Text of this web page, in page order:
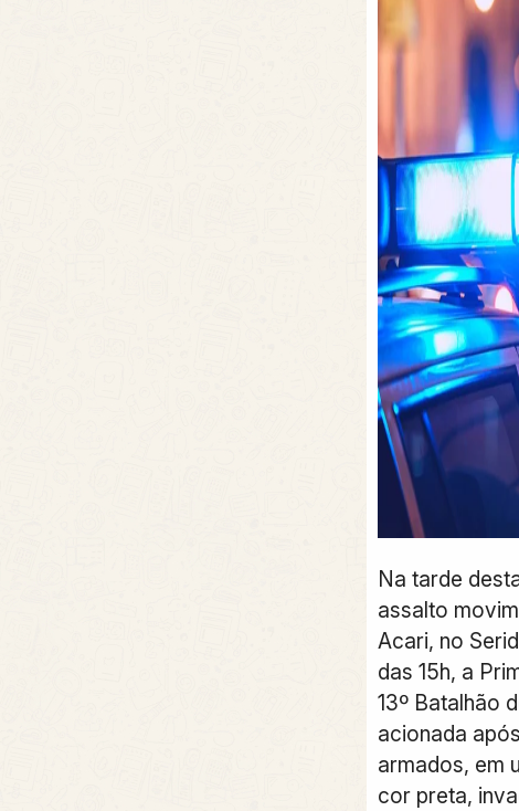
Na tarde
assalto
Acari, no
das 15h, a
13º Batalhão
acionada
armados, em
cor preta,